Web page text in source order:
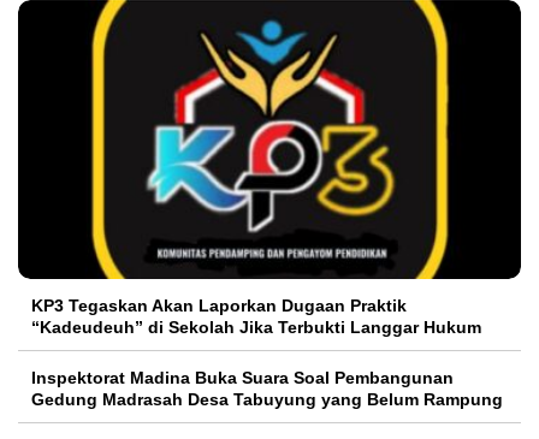
KP3 Tegaskan Akan Laporkan Dugaan Praktik
“Kadeudeuh” di Sekolah Jika Terbukti Langgar Hukum
Inspektorat Madina Buka Suara Soal Pembangunan
Gedung Madrasah Desa Tabuyung yang Belum Rampung